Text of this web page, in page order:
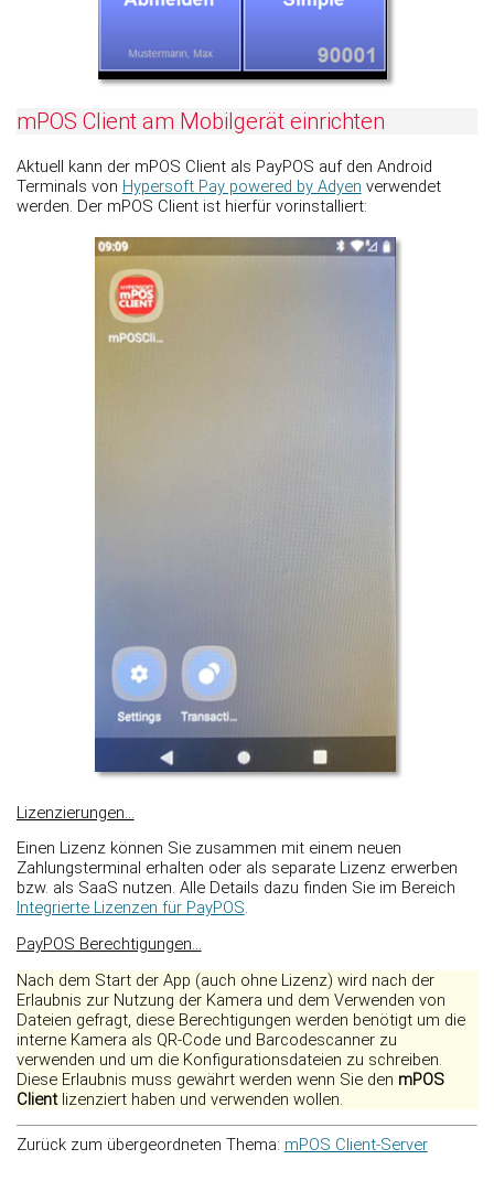
mPOS Client am Mobilgerät einrichten
Aktuell kann der mPOS Client als PayPOS auf den Android
Terminals von Hypersoft Pay powered by Adyen verwendet
werden. Der mPOS Client ist hierfür vorinstalliert:
Lizenzierungen...
Einen Lizenz können Sie zusammen mit einem neuen
Zahlungsterminal erhalten oder als separate Lizenz erwerben
bzw. als SaaS nutzen. Alle Details dazu finden Sie im Bereich
Integrierte Lizenzen für PayPOS.
PayPOS Berechtigungen...
Nach dem Start der App (auch ohne Lizenz) wird nach der
Erlaubnis zur Nutzung der Kamera und dem Verwenden von
Dateien gefragt, diese Berechtigungen werden benötigt um die
interne Kamera als QR-Code und Barcodescanner zu
verwenden und um die Konfigurationsdateien zu schreiben.
Diese Erlaubnis muss gewährt werden wenn Sie den mPOS
Clientlizenziert haben und verwenden wollen.
Zurück zum übergeordneten Thema: mPOS Client-Server